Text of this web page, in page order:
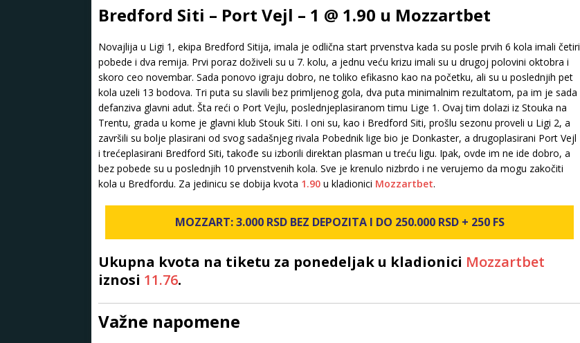
Bredford Siti – Port Vejl – 1 @ 1.90 u Mozzartbet
Novajlija u Ligi 1, ekipa Bredford Sitija, imala je odlična start prvenstva kada su posle prvih 6 kola imali četiri
pobede i dva remija. Prvi poraz doživeli su u 7. kolu, a jednu veću krizu imali su u drugoj polovini oktobra i
skoro ceo novembar. Sada ponovo igraju dobro, ne toliko efikasno kao na početku, ali su u poslednjih pet
kola uzeli 13 bodova. Tri puta su slavili bez primljenog gola, dva puta minimalnim rezultatom, pa im je sada
defanziva glavni adut. Šta reći o Port Vejlu, poslednjeplasiranom timu Lige 1. Ovaj tim dolazi iz Stouka na
Trentu, grada u kome je glavni klub Stouk Siti. I oni su, kao i Bredford Siti, prošlu sezonu proveli u Ligi 2, a
završili su bolje plasirani od svog sadašnjeg rivala Pobednik lige bio je Donkaster, a drugoplasirani Port Vejl
i trećeplasirani Bredford Siti, takođe su izborili direktan plasman u treću ligu. Ipak, ovde im ne ide dobro, a
bez pobede su u poslednjih 10 prvenstvenih kola. Sve je krenulo nizbrdo i ne verujemo da mogu zakočiti
kola u Bredfordu. Za jedinicu se dobija kvota 1.90 u kladionici Mozzartbet.
MOZZART: 3.000 RSD BEZ DEPOZITA I DO 250.000 RSD + 250 FS
Ukupna kvota na tiketu za ponedeljak u kladionici Mozzartbet
iznosi 11.76.
Važne napomene